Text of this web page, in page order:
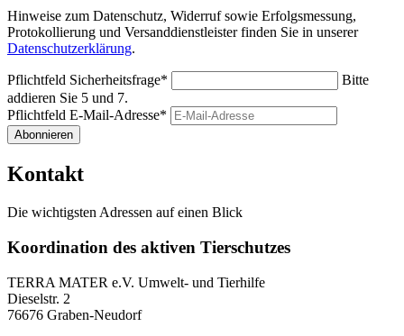
Hinweise zum Datenschutz, Widerruf sowie Erfolgsmessung,
Protokollierung und Versanddienstleister finden Sie in unserer
Datenschutzerklärung.
Pflichtfeld Sicherheitsfrage*
Bitte
addieren Sie 5 und 7.
Pflichtfeld E-Mail-Adresse*
Abonnieren
Kontakt
Die wichtigsten Adressen auf einen Blick
Koordination des aktiven Tierschutzes
TERRA MATER e.V. Umwelt- und Tierhilfe
Dieselstr. 2
76676 Graben-Neudorf